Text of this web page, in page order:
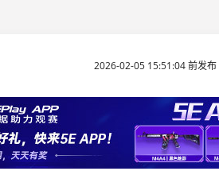
2026-02-05 15:51:04 前发布